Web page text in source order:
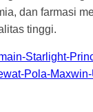
dan farmasi
tinggi.
Starlight-
Pola-